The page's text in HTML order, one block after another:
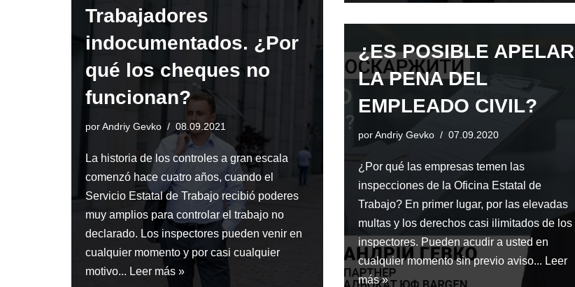
Trabajadores
indocumentados. ¿Por
qué los cheques no
funcionan?
porAndriy Gevko 08.09.2021
La historia de los controles a gran escala
comenzó hace cuatro años, cuando el
Servicio Estatal de Trabajo recibió poderes
muy amplios para controlar el trabajo no
declarado. Los inspectores pueden venir en
cualquier momento y por casi cualquier
motivo... Leer más »
¿ES POSIBLE APELAR
LA PENA DEL
EMPLEADO CIVIL?
porAndriy Gevko 07.09.2020
¿Por qué las empresas temen las
inspecciones de la Oficina Estatal de
Trabajo? En primer lugar, por las elevadas
multas y los derechos casi ilimitados de los
inspectores. Pueden acudir a usted en
cualquier momento sin previo aviso... Leer
más »